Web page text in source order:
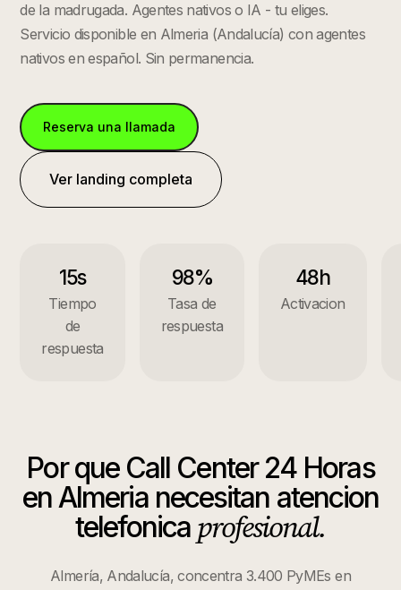
de la madrugada. Agentes nativos o IA - tu eliges.
Servicio disponible en Almeria (Andalucía) con agentes
nativos en español. Sin permanencia.
Reserva una llamada
Ver landing completa
15s
Tiempo
de
respuesta
98%
Tasa de
respuesta
48h
Activacion
Por que Call Center 24 Horas
enAlmerianecesitan atencion
telefonica profesional.
Almería, Andalucía, concentra 3.400 PyMEs en